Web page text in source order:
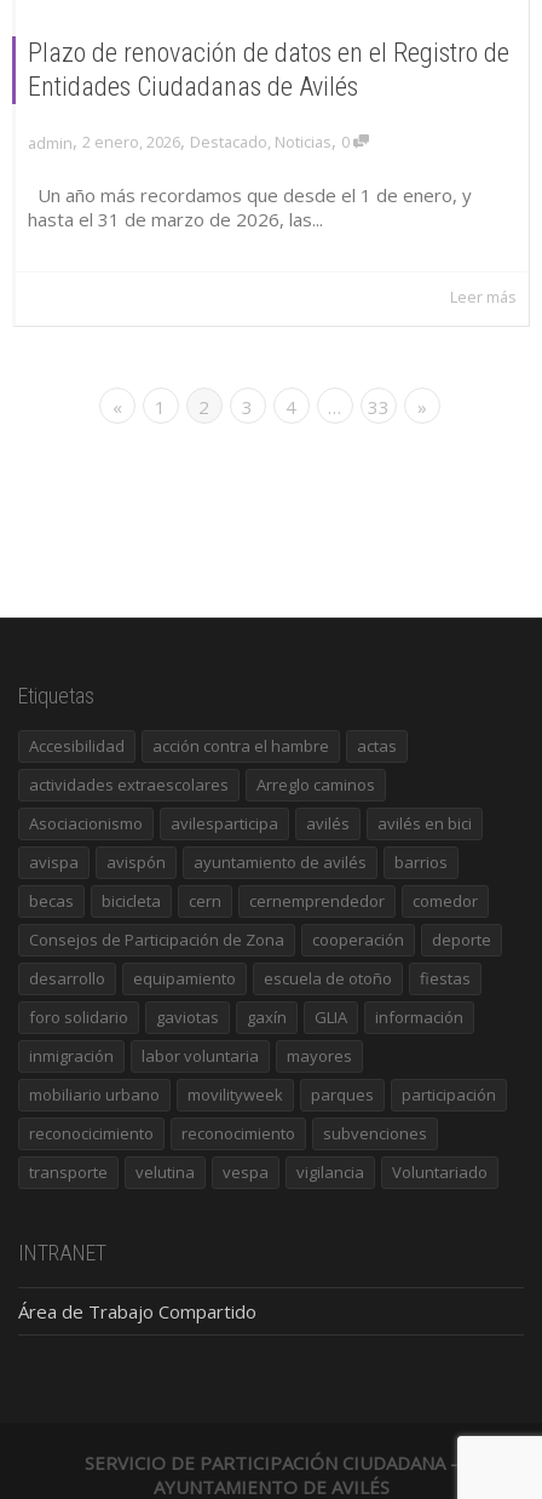
Plazo de renovación de datos en el Registro de
Entidades Ciudadanas de Avilés
admin, 2 enero, 2026, Destacado, Noticias, 0
Un año más recordamos que desde el 1 de enero, y
hasta el 31 de marzo de 2026, las...
Leer más
« 1 2 3 4 … 33 »
Etiquetas
Accesibilidad acción contra el hambre
actas
actividades extraescolares
Arreglo caminos
Asociacionismo
avilesparticipa avilés
avilés en bici
avispa
avispón ayuntamiento de avilés
barrios
becas
bicicleta cern cernemprendedor
comedor
Consejos de Participación de Zona
cooperación
deporte
desarrollo
equipamiento escuela de otoño
fiestas
foro solidario
gaviotas gaxín GLIA
información
inmigración
labor voluntaria
mayores
mobiliario urbano
movilityweek parques
participación
reconocicimiento
reconocimiento
subvenciones
transporte
velutina vespa vigilancia Voluntariado
INTRANET
Área de Trabajo Compartido
SERVICIO DE PARTICIPACIÓN CIUDADANA -
AYUNTAMIENTO DE AVILÉS